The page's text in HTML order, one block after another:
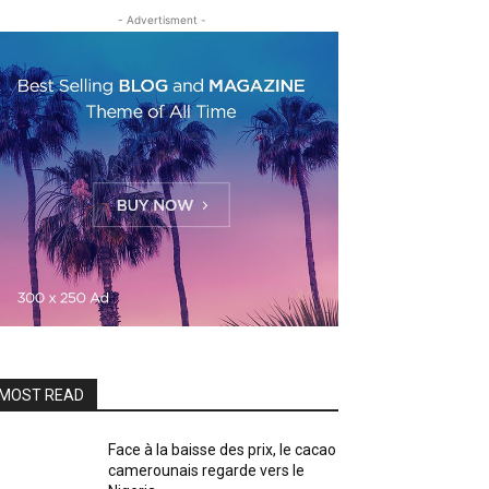
- Advertisment -
READ
Face à la baisse des prix, le cacao
camerounais regarde vers le